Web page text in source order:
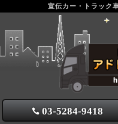
宣伝カー・トラック
03-5284-9418